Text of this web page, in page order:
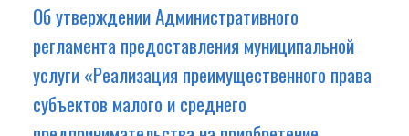
Об утверждении Административного
регламента предоставления муниципальной
услуги «Реализация преимущественного права
субъектов малого и среднего